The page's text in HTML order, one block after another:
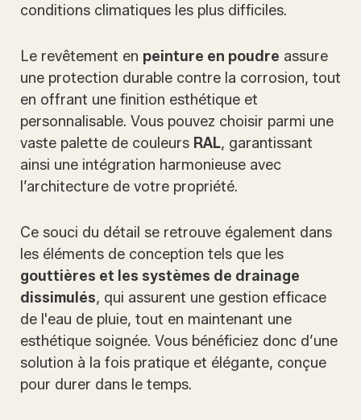
conditions climatiques les plus difficiles.
Le revêtement en peinture en poudre assure
une protection durable contre la corrosion, tout
en offrant une finition esthétique et
personnalisable. Vous pouvez choisir parmi une
vaste palette de couleurs RAL, garantissant
ainsi une intégration harmonieuse avec
l’architecture de votre propriété.
Ce souci du détail se retrouve également dans
les éléments de conception tels que les
gouttières et les systèmes de drainage
dissimulés, qui assurent une gestion efficace
de l'eau de pluie, tout en maintenant une
esthétique soignée. Vous bénéficiez donc d’une
solution à la fois pratique et élégante, conçue
pour durer dans le temps.